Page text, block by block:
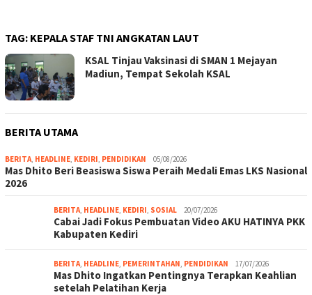
TAG: KEPALA STAF TNI ANGKATAN LAUT
KSAL Tinjau Vaksinasi di SMAN 1 Mejayan
Madiun, Tempat Sekolah KSAL
BERITA UTAMA
BERITA, HEADLINE, KEDIRI, PENDIDIKAN 05/08/2026
Mas Dhito Beri Beasiswa Siswa Peraih Medali Emas LKS Nasional
2026
BERITA, HEADLINE, KEDIRI, SOSIAL 20/07/2026
Cabai Jadi Fokus Pembuatan Video AKU HATINYA PKK
Kabupaten Kediri
BERITA, HEADLINE, PEMERINTAHAN, PENDIDIKAN 17/07/2026
Mas Dhito Ingatkan Pentingnya Terapkan Keahlian
setelah Pelatihan Kerja